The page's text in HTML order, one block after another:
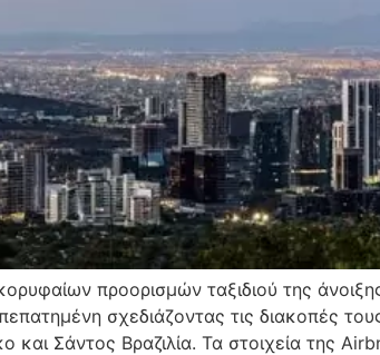
προορισμών ταξιδιού της
σχεδιάζοντας τις διακοπές
Σάντος Βραζιλία. Τα στοιχεία της